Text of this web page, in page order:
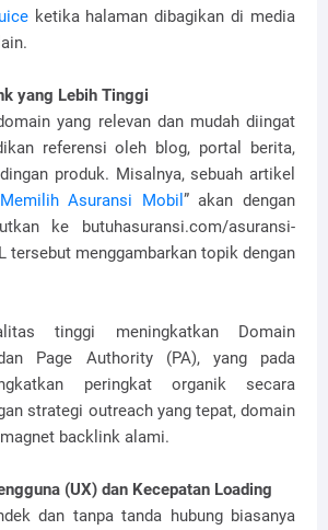
ketika halaman dibagikan di media
yang Lebih Tinggi
yang relevan dan mudah diingat
referensi oleh blog, portal berita,
produk. Misalnya, sebuah artikel
Asuransi Mobil ” akan dengan
ke butuhasuransi.com/asuransi-
tersebut menggambarkan topik dengan
tinggi meningkatkan Domain
Page Authority (PA), yang pada
peringkat organik secara
strategi outreach yang tepat, domain
backlink alami.
(UX) dan Kecepatan Loading
dan tanpa tanda hubung biasanya